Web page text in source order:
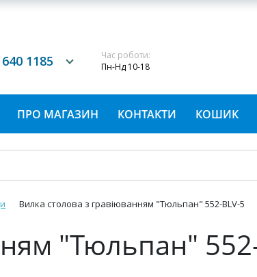
1185
Час роботи:
Пн-Нд 10-18
ПРО МАГАЗИН КОНТАКТИ КОШИК
Вилка столова з гравіюванням "Тюльпан" 552-BLV-5
"Тюльпан"